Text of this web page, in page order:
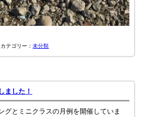
テゴリー：未分類
ました！
グとミニクラスの月例を開催していま